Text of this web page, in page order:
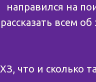
направился на
рассказать всем
ХЗ, что и сколько